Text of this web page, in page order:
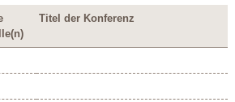
Titel der Konferenz